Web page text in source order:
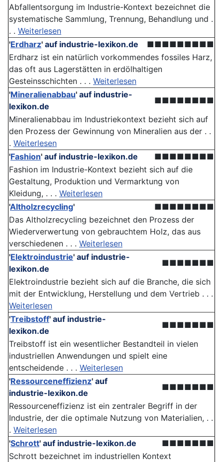
Abfallentsorgung im Industrie-Kontext bezeichnet die
systematische Sammlung, Trennung, Behandlung und .
. . Weiterlesen
'Erdharz' auf industrie-lexikon.de
■■■■■■■■■
Erdharz ist ein natürlich vorkommendes fossiles Harz,
das oft aus Lagerstätten in erdölhaltigen
Gesteinsschichten . . . Weiterlesen
'Mineralienabbau' auf industrie-
lexikon.de
■■■■■■■■
Mineralienabbau im Industriekontext bezieht sich auf
den Prozess der Gewinnung von Mineralien aus der . .
. Weiterlesen
'Fashion' auf industrie-lexikon.de
■■■■■■■■
Fashion im Industrie-Kontext bezieht sich auf die
Gestaltung, Produktion und Vermarktung von
Kleidung, . . . Weiterlesen
'Altholzrecycling'
■■■■■■■■
Das Altholzrecycling bezeichnet den Prozess der
Wiederverwertung von gebrauchtem Holz, das aus
verschiedenen . . . Weiterlesen
'Elektroindustrie' auf industrie-
lexikon.de
■■■■■■■
Elektroindustrie bezieht sich auf die Branche, die sich
mit der Entwicklung, Herstellung und dem Vertrieb . . .
Weiterlesen
'Treibstoff' auf industrie-
lexikon.de
■■■■■■■
Treibstoff ist ein wesentlicher Bestandteil in vielen
industriellen Anwendungen und spielt eine
entscheidende . . . Weiterlesen
'Ressourceneffizienz' auf
industrie-lexikon.de
■■■■■■■
Ressourceneffizienz ist ein zentraler Begriff in der
Industrie, der die optimale Nutzung von Materialien, . .
. Weiterlesen
'Schrott' auf industrie-lexikon.de
■■■■■■■
Schrott bezeichnet im industriellen Kontext